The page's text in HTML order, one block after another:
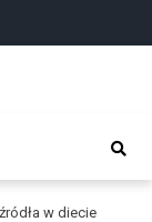
w diecie